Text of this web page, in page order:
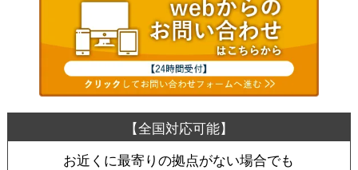
お近くに最寄りの拠点がない場合でも